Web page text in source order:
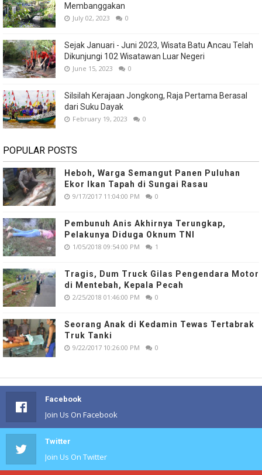
Membanggakan
July 02, 2023 0
Sejak Januari - Juni 2023, Wisata Batu Ancau Telah
Dikunjungi 102 Wisatawan Luar Negeri
June 15, 2023 0
Silsilah Kerajaan Jongkong, Raja Pertama Berasal
dari Suku Dayak
February 19, 2023 0
POPULAR POSTS
Heboh, Warga Semangut Panen Puluhan
Ekor Ikan Tapah di Sungai Rasau
9/17/2017 11:04:00 PM 0
Pembunuh Anis Akhirnya Terungkap,
Pelakunya Diduga Oknum TNI
1/05/2018 09:54:00 PM 1
Tragis, Dum Truck Gilas Pengendara Motor
di Mentebah, Kepala Pecah
2/25/2018 01:46:00 PM 0
Seorang Anak di Kedamin Tewas Tertabrak
Truk Tanki
9/22/2017 10:26:00 PM 0
Facebook
Join Us On Facebook
Twitter
Join Us On Twitter